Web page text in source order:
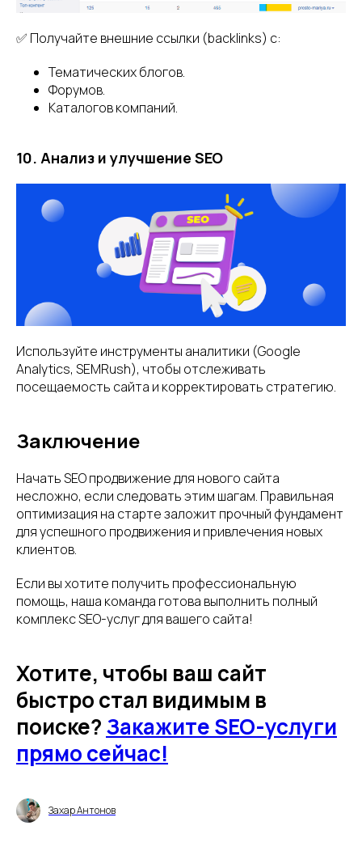
✅ Получайте внешние ссылки (backlinks) с:
Тематических блогов.
Форумов.
Каталогов компаний.
10. Анализ и улучшение SEO
Используйте инструменты аналитики (Google
Analytics, SEMRush), чтобы отслеживать
посещаемость сайта и корректировать стратегию.
Заключение
Начать SEO продвижение для нового сайта
несложно, если следовать этим шагам. Правильная
оптимизация на старте заложит прочный фундамент
для успешного продвижения и привлечения новых
клиентов.
Если вы хотите получить профессиональную
помощь, наша команда готова выполнить полный
комплекс SEO-услуг для вашего сайта!
Хотите, чтобы ваш сайт
быстро стал видимым в
поиске?Закажите SEO-услуги
прямо сейчас!
Захар Антонов